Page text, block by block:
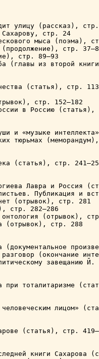
улицу (рассказ),
стр. 24
мыса (поэма),
(продолжение), стр.
стр. 89–93
(главы из второй
(статья), стр.
стр. 152–182
в Россию (статья),
и «музыке
тюрьмах
(статья), стр.
Лавра и Россия
Публикация и
(отрывок), стр. 281
стр. 282–286
(отрывок),
(отрывок), стр. 288
(документальное
(окончание
завещанию
при тоталитаризме
лицом»
(статья), стр.
книги Сахарова